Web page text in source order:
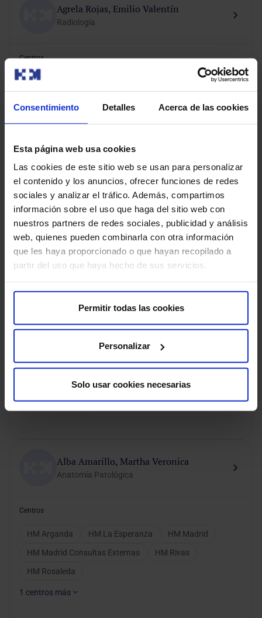
Consentimiento Detalles Acerca de las cookies
Esta página web usa cookies
Las cookies de este sitio web se usan para personalizar
el contenido y los anuncios, ofrecer funciones de redes
sociales y analizar el tráfico. Además, compartimos
información sobre el uso que haga del sitio web con
nuestros partners de redes sociales, publicidad y análisis
web, quienes pueden combinarla con otra información
que les haya proporcionado o que hayan recopilado a
partir del uso que haya hecho de sus servicios.
Permitir todas las cookies
Personalizar
Solo usar cookies necesarias
Agrela Rojas, Emilio Valentín
Radiología
Centros
HM Arganda
Alamo Quesada, Bryan
Medicina de Urgencias
Centros
Alba Amarillo, Martha Veronica
Anatomía Patológica
Centros
HM Arganda HM La Esperanza
HM Madrid
HM Madrid Consultas Externas
HM Rivas
HM Rosaleda
1 centros más